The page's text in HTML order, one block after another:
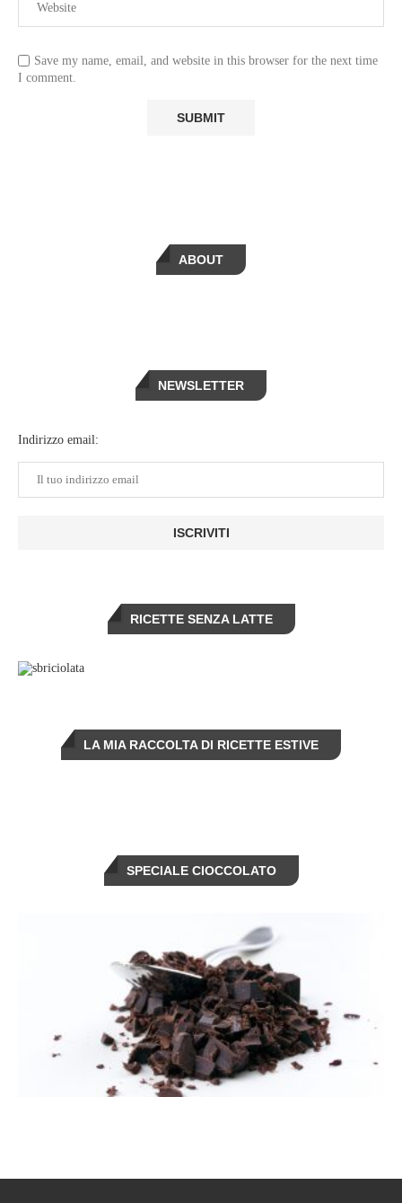
Save my name, email, and website in this browser for the next time
I comment.
ABOUT
NEWSLETTER
Indirizzo email:
RICETTE SENZA LATTE
LA MIA RACCOLTA DI RICETTE ESTIVE
SPECIALE CIOCCOLATO